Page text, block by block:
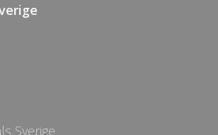
Sverige